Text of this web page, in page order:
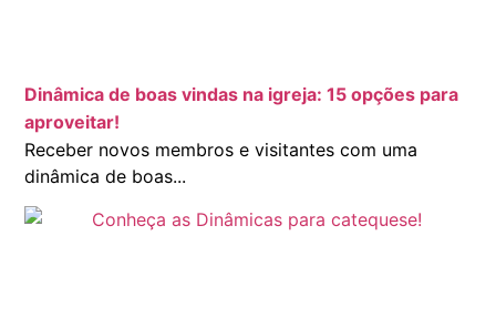
Dinâmica de boas vindas na igreja: 15 opções para
aproveitar!
Receber novos membros e visitantes com uma
dinâmica de boas...